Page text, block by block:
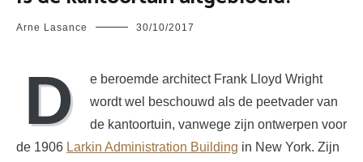
Arne Lasance 30/10/2017
D
e beroemde architect Frank Lloyd Wright
wordt wel beschouwd als de peetvader van
de kantoortuin, vanwege zijn ontwerpen voor
de 1906 Larkin Administration Building in New York. Zijn